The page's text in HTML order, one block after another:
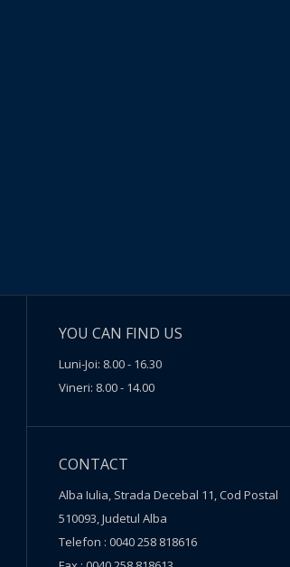
YOU CAN FIND US
Luni-Joi: 8.00 - 16.30
Vineri: 8.00 - 14.00
CONTACT
Alba Iulia, Strada Decebal 11, Cod Postal
510093, Judetul Alba
Telefon : 0040 258 818616